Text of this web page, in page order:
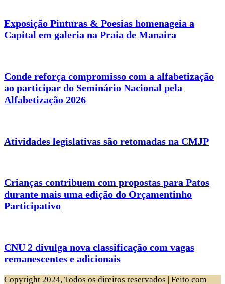
Exposição Pinturas & Poesias homenageia a
Capital em galeria na Praia de Manaira
Conde reforça compromisso com a alfabetização
ao participar do Seminário Nacional pela
Alfabetização 2026
Atividades legislativas são retomadas na CMJP
Crianças contribuem com propostas para Patos
durante mais uma edição do Orçamentinho
Participativo
CNU 2 divulga nova classificação com vagas
remanescentes e adicionais
Copyright 2024, Todos os direitos reservados | Feito com